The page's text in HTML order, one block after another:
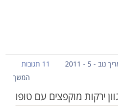
נוב - 5 - 2011
11 תגובות
המשך
ירקות מוקפצים עם טופו